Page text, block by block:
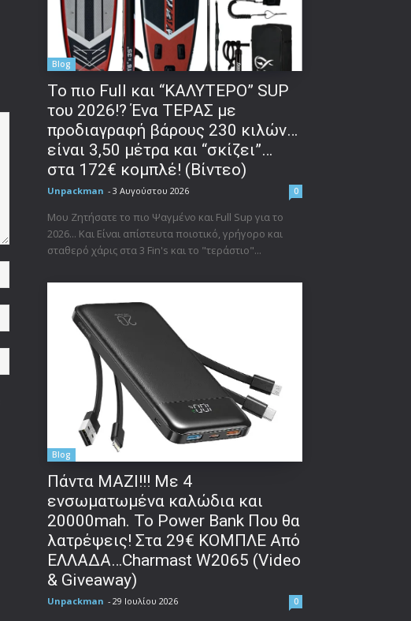
Blog
To πιο Full και “ΚΑΛΥΤΕΡΟ” SUP
του 2026!? Ένα ΤΕΡΑΣ με
προδιαγραφή βάρους 230 κιλών…
είναι 3,50 μέτρα και “σκίζει”…
στα 172€ κομπλέ! (Βίντεο)
Unpackman - 3 Αυγούστου 2026 0
Μου Ζητήσατε το πιο Ψαγμένο και Full Sup για το
2026... Και Είναι απίστευτα ποιοτικό, γρήγορο και
σταθερό χάρις στα 3 Fin's και το "τεράστιο"...
Blog
Πάντα ΜΑΖΙ!!! Με 4
ενσωματωμένα καλώδια και
20000mah. Το Power Bank Που θα
λατρέψεις! Στα 29€ ΚΟΜΠΛΕ Από
ΕΛΛΑΔΑ…Charmast W2065 (Video
& Giveaway)
Unpackman - 29 Ιουλίου 2026 0